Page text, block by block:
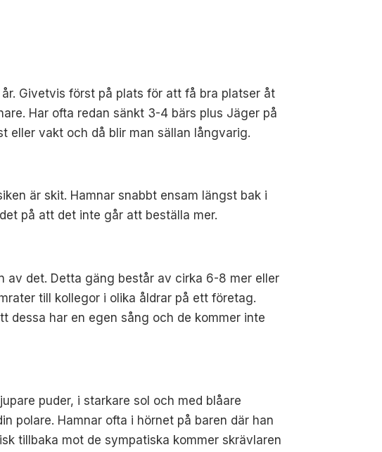
Givetvis först på plats för att få bra platser åt
Har ofta redan sänkt 3-4 bärs plus Jäger på
eller vakt och då blir man sällan långvarig.
är skit. Hamnar snabbt ensam längst bak i
på att det inte går att beställa mer.
av det. Detta gäng består av cirka 6-8 mer eller
till kollegor i olika åldrar på ett företag.
dessa har en egen sång och de kommer inte
puder, i starkare sol och med blåare
polare. Hamnar ofta i hörnet på baren där han
tillbaka mot de sympatiska kommer skrävlaren